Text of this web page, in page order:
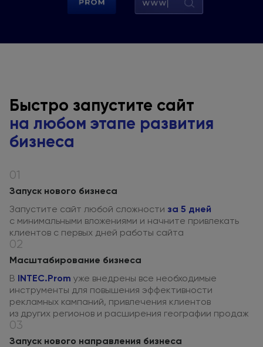
Быстро запустите сайт
на любом этапе развития
бизнеса
01
Запуск нового бизнеса
Запустите сайт любой сложности за 5 дней
с минимальными вложениями и начните привлекать
клиентов с первых дней работы сайта
02
Масштабирование бизнеса
В INTEC.Prom уже внедрены все необходимые
инструменты для повышения эффективности
рекламных кампаний, привлечения клиентов
из других регионов и расширения географии продаж
03
Запуск нового направления бизнеса